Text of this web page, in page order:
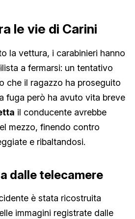
le vie di Carini
la vettura, i carabinieri hanno
a fermarsi: un tentativo
che il ragazzo ha proseguito
fuga però ha avuto vita breve
il conducente avrebbe
mezzo, finendo contro
e ribaltandosi.
dalle telecamere
è stata ricostruita
immagini registrate dalle